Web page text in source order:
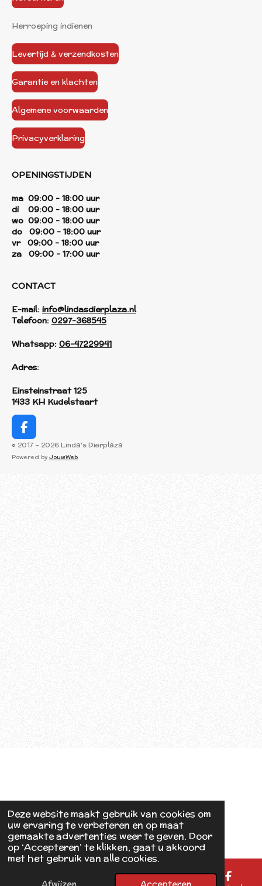
Deze website maakt gebruik van cookies om
uw ervaring te verbeteren en op maat
gemaakte advertenties weer te geven. Door
op ‘Accepteren’ te klikken, gaat u akkoord
met het gebruik van alle cookies.
Herroeping indienen
Levertijd & verzendkosten
Garantie en klachten
Algemene voorwaarden
Privacyverklaring
OPENINGSTIJDEN
ma 09:00 - 18:00 uur
di 09:00 - 18:00 uur
wo 09:00 - 18:00 uur
do 09:00 - 18:00 uur
vr 09:00 - 18:00 uur
za 09:00 - 17:00 uur
CONTACT
E-mail: info@lindasdierplaza.nl
Telefoon: 0297-368545
Whatsapp: 06-47229941
Adres:
Einsteinstraat 125
1433 KH Kudelstaart
F
a
c
© 2017 - 2026 Linda's Dierplaza
Powered by JouwWeb